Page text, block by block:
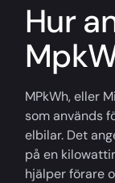
Hur
MPkWh, eller
som används
elbilar. Det
på en
hjälper förare